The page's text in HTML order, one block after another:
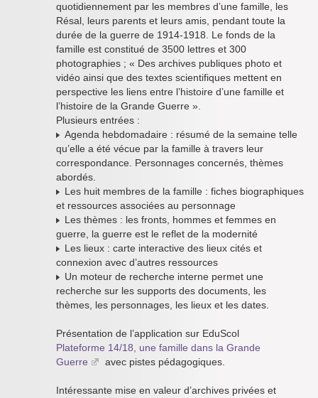
quotidiennement par les membres d’une famille, les
Résal, leurs parents et leurs amis, pendant toute la
durée de la guerre de 1914-1918. Le fonds de la
famille est constitué de 3500 lettres et 300
photographies ; « Des archives publiques photo et
vidéo ainsi que des textes scientifiques mettent en
perspective les liens entre l’histoire d’une famille et
l’histoire de la Grande Guerre ».
Plusieurs entrées :
Agenda hebdomadaire : résumé de la semaine telle
qu’elle a été vécue par la famille à travers leur
correspondance. Personnages concernés, thèmes
abordés.
Les huit membres de la famille : fiches biographiques
et ressources associées au personnage
Les thèmes : les fronts, hommes et femmes en
guerre, la guerre est le reflet de la modernité
Les lieux : carte interactive des lieux cités et
connexion avec d’autres ressources
Un moteur de recherche interne permet une
recherche sur les supports des documents, les
thèmes, les personnages, les lieux et les dates.
Présentation de l’application sur EduScol
Plateforme 14/18, une famille dans la Grande
Guerre
avec pistes pédagogiques.
Intéressante mise en valeur d’archives privées et